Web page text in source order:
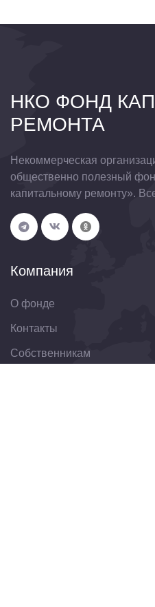
НКО ФОНД
РЕМОНТА
Некоммерческая
общественно полезный
капитальному ремонту».
Компания
О фонде
Контакты
Собственникам